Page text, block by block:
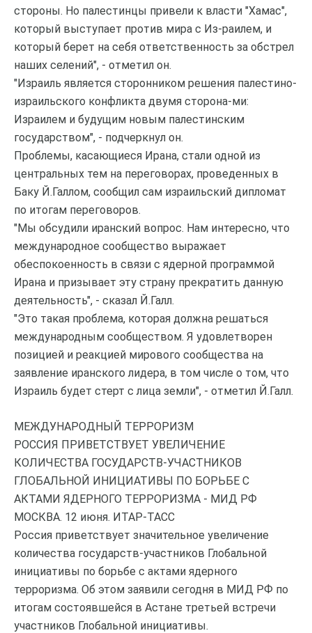
стороны. Но палестинцы привели к власти "Хамас",
который выступает против мира с Из-раилем, и
который берет на себя ответственность за обстрел
наших селений", - отметил он.
"Израиль является сторонником решения палестино-
израильского конфликта двумя сторона-ми:
Израилем и будущим новым палестинским
государством", - подчеркнул он.
Проблемы, касающиеся Ирана, стали одной из
центральных тем на переговорах, проведенных в
Баку Й.Галлом, сообщил сам израильский дипломат
по итогам переговоров.
"Мы обсудили иранский вопрос. Нам интересно, что
международное сообщество выражает
обеспокоенность в связи с ядерной программой
Ирана и призывает эту страну прекратить данную
деятельность", - сказал Й.Галл.
"Это такая проблема, которая должна решаться
международным сообществом. Я удовлетворен
позицией и реакцией мирового сообщества на
заявление иранского лидера, в том числе о том, что
Израиль будет стерт с лица земли", - отметил Й.Галл.
МЕЖДУНАРОДНЫЙ ТЕРРОРИЗМ
РОССИЯ ПРИВЕТСТВУЕТ УВЕЛИЧЕНИЕ
КОЛИЧЕСТВА ГОСУДАРСТВ-УЧАСТНИКОВ
ГЛОБАЛЬНОЙ ИНИЦИАТИВЫ ПО БОРЬБЕ С
АКТАМИ ЯДЕРНОГО ТЕРРОРИЗМА - МИД РФ
МОСКВА. 12 июня. ИТАР-ТАСС
Россия приветствует значительное увеличение
количества государств-участников Глобальной
инициативы по борьбе с актами ядерного
терроризма. Об этом заявили сегодня в МИД РФ по
итогам состоявшейся в Астане третьей встречи
участников Глобальной инициативы.